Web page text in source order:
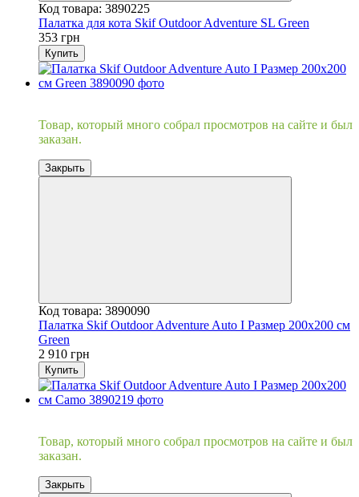
Код товара: 3890225
Палатка для кота Skif Outdoor Adventure SL Green
353 грн
Купить
Товар, который много собрал просмотров на сайте и был
заказан.
Закрыть
Код товара: 3890090
Палатка Skif Outdoor Adventure Auto I Размер 200x200 см
Green
2 910 грн
Купить
Товар, который много собрал просмотров на сайте и был
заказан.
Закрыть